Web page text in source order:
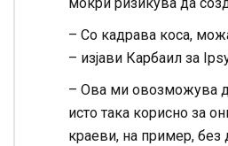
– Со кадрава коса,
– изјави Карбаил за
– Ова ми овозможува
исто така корисно за
краеви, на пример, без